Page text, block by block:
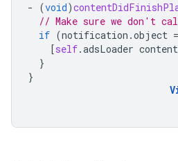
- (void)
// Make sure we don't
if (notification .object
[self.adsLoader
}
}